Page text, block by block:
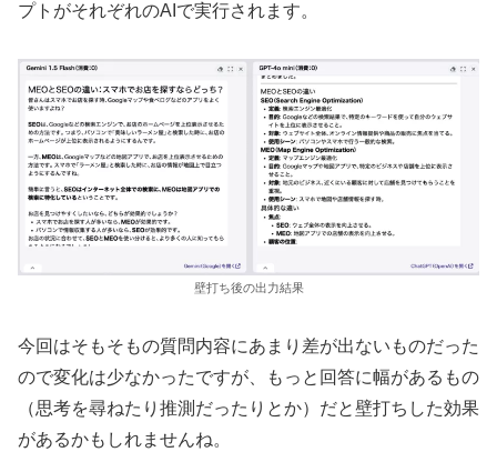
プトがそれぞれのAIで実行されます。
壁打ち後の出力結果
今回はそもそもの質問内容にあまり差が出ないものだった
ので変化は少なかったですが、もっと回答に幅があるもの
（思考を尋ねたり推測だったりとか）だと壁打ちした効果
があるかもしれませんね。